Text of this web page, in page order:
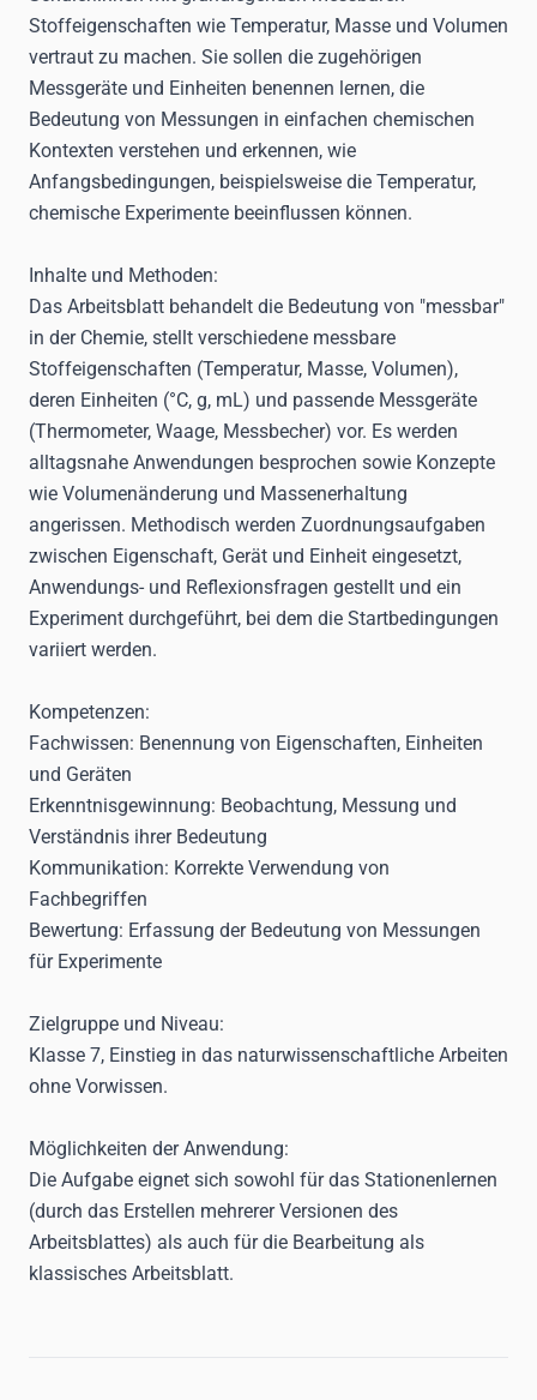
Stoffeigenschaften wie Temperatur, Masse und Volumen
vertraut zu machen. Sie sollen die zugehörigen
Messgeräte und Einheiten benennen lernen, die
Bedeutung von Messungen in einfachen chemischen
Kontexten verstehen und erkennen, wie
Anfangsbedingungen, beispielsweise die Temperatur,
chemische Experimente beeinflussen können.
Inhalte und Methoden:
Das Arbeitsblatt behandelt die Bedeutung von "messbar"
in der Chemie, stellt verschiedene messbare
Stoffeigenschaften (Temperatur, Masse, Volumen),
deren Einheiten (°C, g, mL) und passende Messgeräte
(Thermometer, Waage, Messbecher) vor. Es werden
alltagsnahe Anwendungen besprochen sowie Konzepte
wie Volumenänderung und Massenerhaltung
angerissen. Methodisch werden Zuordnungsaufgaben
zwischen Eigenschaft, Gerät und Einheit eingesetzt,
Anwendungs- und Reflexionsfragen gestellt und ein
Experiment durchgeführt, bei dem die Startbedingungen
variiert werden.
Kompetenzen:
Fachwissen: Benennung von Eigenschaften, Einheiten
und Geräten
Erkenntnisgewinnung: Beobachtung, Messung und
Verständnis ihrer Bedeutung
Kommunikation: Korrekte Verwendung von
Fachbegriffen
Bewertung: Erfassung der Bedeutung von Messungen
für Experimente
Zielgruppe und Niveau:
Klasse 7, Einstieg in das naturwissenschaftliche Arbeiten
ohne Vorwissen.
Möglichkeiten der Anwendung:
Die Aufgabe eignet sich sowohl für das Stationenlernen
(durch das Erstellen mehrerer Versionen des
Arbeitsblattes) als auch für die Bearbeitung als
klassisches Arbeitsblatt.